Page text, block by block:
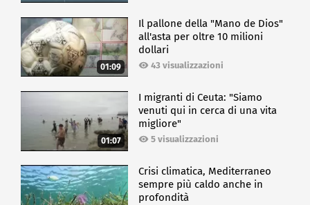
01:09
Il pallone della "Mano de Dios"
all'asta per oltre 10 milioni
dollari
43 visualizzazioni
01:07
I migranti di Ceuta: "Siamo
venuti qui in cerca di una vita
migliore"
5 visualizzazioni
Crisi climatica, Mediterraneo
sempre più caldo anche in
profondità